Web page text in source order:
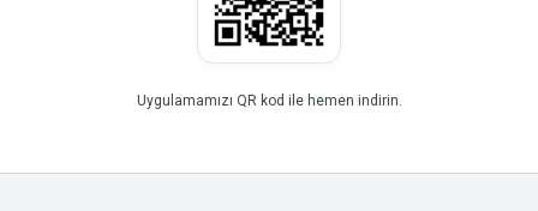
Uygulamamızı QR kod ile hemen indirin.